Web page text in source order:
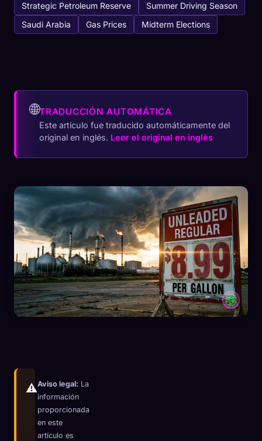
Strategic Petroleum Reserve
Summer Driving Season
Saudi Arabia
Gas Prices Midterm Elections
🌐TRADUCCIÓN AUTOMÁTICA
Este artículo fue traducido automáticamente del
original en inglés. Leer el original en inglés
⚠️Aviso legal: La
información
proporcionada
en este
artículo es
🧬Xeno Database
Recopilados: / 443 ×
Colección Cómo capturar
☁️Guarda tu colección en todos los dispositivos
Iniciar sesión